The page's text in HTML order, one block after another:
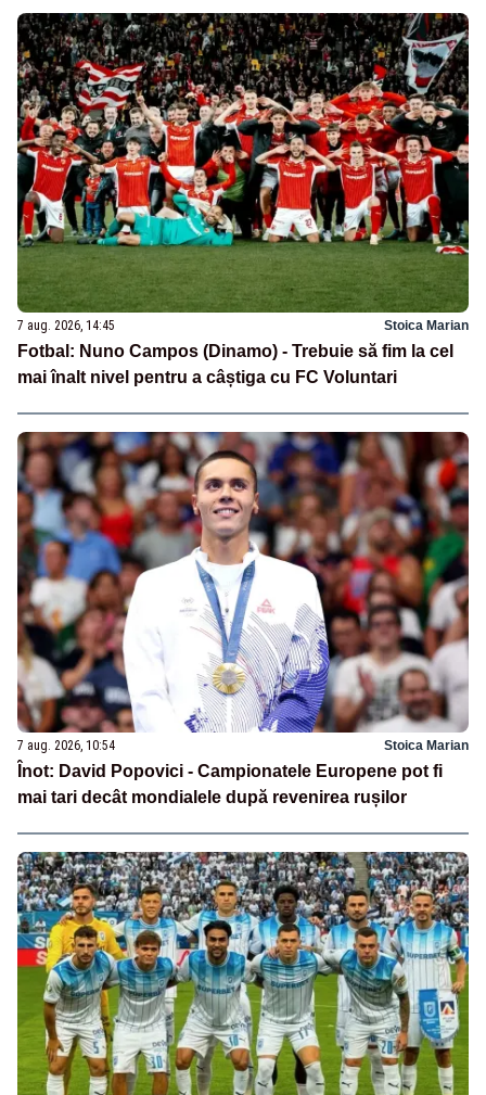
7 aug. 2026, 14:45 Stoica Marian
Fotbal: Nuno Campos (Dinamo) - Trebuie să fim la cel
mai înalt nivel pentru a câștiga cu FC Voluntari
7 aug. 2026, 10:54 Stoica Marian
Înot: David Popovici - Campionatele Europene pot fi
mai tari decât mondialele după revenirea rușilor